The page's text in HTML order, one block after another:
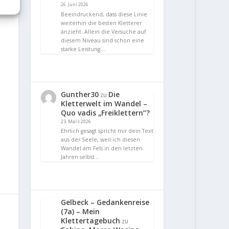
26. Juni 2026
Beeindruckend, dass diese Linie
weiterhin die besten Kletterer
anzieht. Allein die Versuche auf
diesem Niveau sind schon eine
starke Leistung.…
Gunther30 zu Die
Kletterwelt im Wandel –
Quo vadis „Freiklettern“?
23. März 2026
Ehrlich gesagt spricht mir dein Text
aus der Seele, weil ich diesen
Wandel am Fels in den letzten
Jahren selbst…
Gelbeck – Gedankenreise
(7a) – Mein
Klettertagebuch zu